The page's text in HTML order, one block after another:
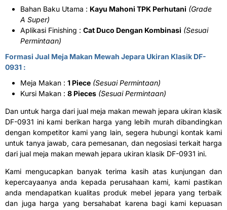
Bahan Baku Utama : Kayu Mahoni TPK Perhutani (Grade
A Super)
Aplikasi Finishing : Cat Duco Dengan Kombinasi (Sesuai
Permintaan)
Formasi Jual Meja Makan Mewah Jepara Ukiran Klasik DF-
0931 :
Meja Makan : 1 Piece (Sesuai Permintaan)
Kursi Makan : 8 Pieces (Sesuai Permintaan)
Dan untuk harga dari jual meja makan mewah jepara ukiran klasik
DF-0931 ini kami berikan harga yang lebih murah dibandingkan
dengan kompetitor kami yang lain, segera hubungi kontak kami
untuk tanya jawab, cara pemesanan, dan negosiasi terkait harga
dari jual meja makan mewah jepara ukiran klasik DF-0931 ini.
Kami mengucapkan banyak terima kasih atas kunjungan dan
kepercayaanya anda kepada perusahaan kami, kami pastikan
anda mendapatkan kualitas produk mebel jepara yang terbaik
dan juga harga yang bersahabat karena bagi kami kepuasan